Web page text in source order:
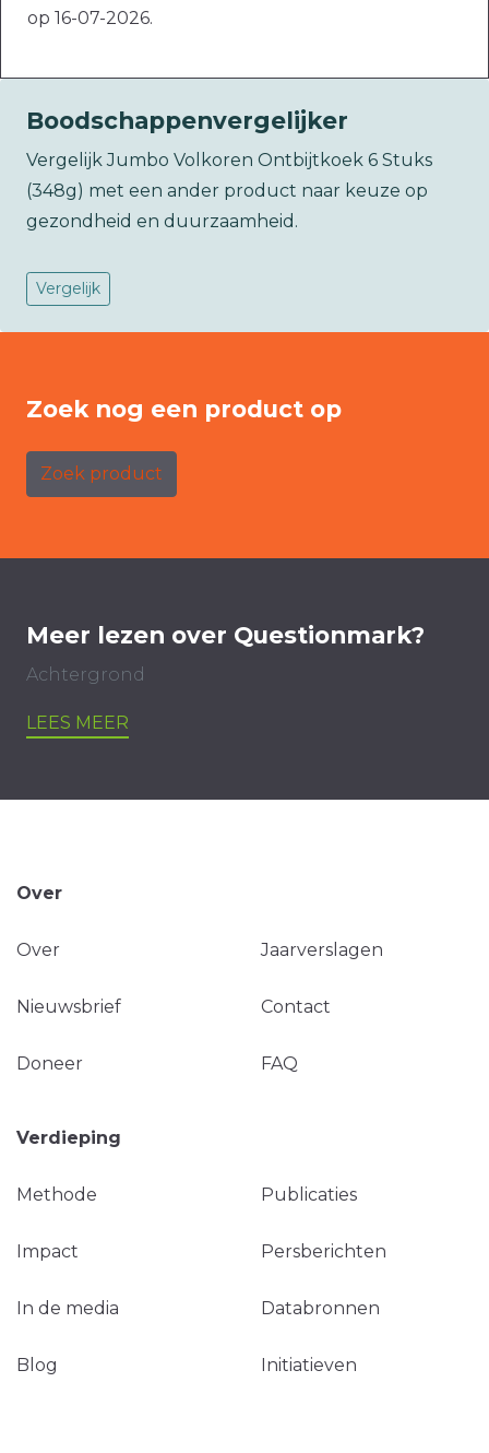
op 16-07-2026.
Boodschappenvergelijker
Vergelijk Jumbo Volkoren Ontbijtkoek 6 Stuks
(348g) met een ander product naar keuze op
gezondheid en duurzaamheid.
Vergelijk
Zoek nog een product op
Zoek product
Meer lezen over Questionmark?
Achtergrond
LEES MEER
Over
Over Jaarverslagen
Nieuwsbrief Contact
Doneer FAQ
Verdieping
Methode Publicaties
Impact Persberichten
In de media Databronnen
Blog Initiatieven